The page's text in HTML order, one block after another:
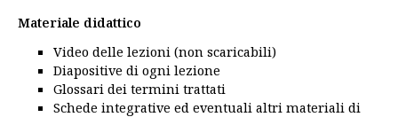
Materiale didattico
Video delle lezioni (non scaricabili)
Diapositive di ogni lezione
Glossari dei termini trattati
Schede integrative ed eventuali altri materiali di